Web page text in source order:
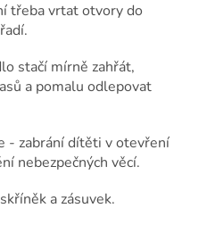
třeba vrtat otvory do
stačí mírně zahřát,
a pomalu odlepovat
- zabrání dítěti v otevření
nebezpečných věcí.
a zásuvek.